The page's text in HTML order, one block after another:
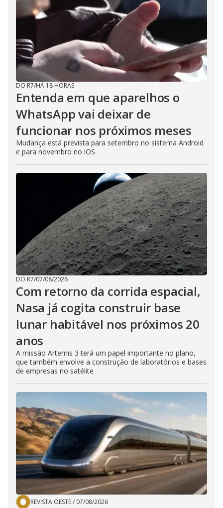
DO R7/HÁ 18 HORAS
Entenda em que aparelhos o
WhatsApp vai deixar de
funcionar nos próximos meses
Mudança está prevista para setembro no sistema Android
e para novembro no iOS
DO R7/07/08/2026
Com retorno da corrida espacial,
Nasa já cogita construir base
lunar habitável nos próximos 20
anos
A missão Artemis 3 terá um papel importante no plano,
que também envolve a construção de laboratórios e bases
de empresas no satélite
REVISTA OESTE/ 07/08/2026